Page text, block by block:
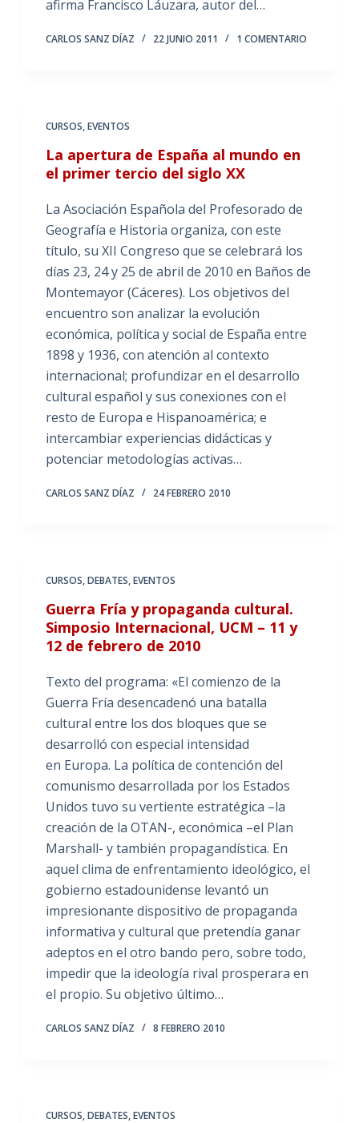
afirma Francisco Láuzara, autor del…
CARLOS SANZ DÍAZ 22 JUNIO 2011 1 COMENTARIO
CURSOS,EVENTOS
La apertura de España al mundo en
el primer tercio del siglo XX
La Asociación Española del Profesorado de
Geografía e Historia organiza, con este
título, su XII Congreso que se celebrará los
días 23, 24 y 25 de abril de 2010 en Baños de
Montemayor (Cáceres). Los objetivos del
encuentro son analizar la evolución
económica, política y social de España entre
1898 y 1936, con atención al contexto
internacional; profundizar en el desarrollo
cultural español y sus conexiones con el
resto de Europa e Hispanoamérica; e
intercambiar experiencias didácticas y
potenciar metodologías activas…
CARLOS SANZ DÍAZ 24 FEBRERO 2010
CURSOS,DEBATES,EVENTOS
Guerra Fría y propaganda cultural.
Simposio Internacional, UCM – 11 y
12 de febrero de 2010
Texto del programa: «El comienzo de la
Guerra Fría desencadenó una batalla
cultural entre los dos bloques que se
desarrolló con especial intensidad
en Europa. La política de contención del
comunismo desarrollada por los Estados
Unidos tuvo su vertiente estratégica –la
creación de la OTAN-, económica –el Plan
Marshall- y también propagandística. En
aquel clima de enfrentamiento ideológico, el
gobierno estadounidense levantó un
impresionante dispositivo de propaganda
informativa y cultural que pretendía ganar
adeptos en el otro bando pero, sobre todo,
impedir que la ideología rival prosperara en
el propio. Su objetivo último…
CARLOS SANZ DÍAZ 8 FEBRERO 2010
CURSOS,DEBATES,EVENTOS